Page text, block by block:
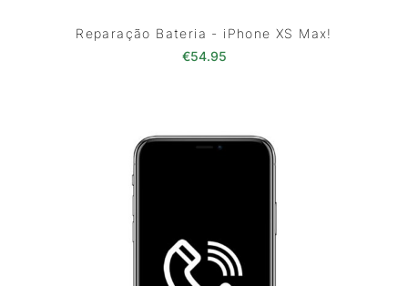
Reparação Bateria - iPhone XS Max!
€54.95